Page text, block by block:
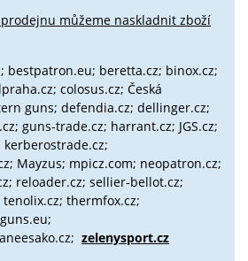
můžeme naskladnit zboží
bestpatron.eu; beretta.cz; binox.cz;
colosus.cz; Česká
guns; defendia.cz; dellinger.cz;
guns-trade.cz; harrant.cz; JGS.cz;
kerberostrade.cz;
Mayzus; mpicz.com; neopatron.cz;
reloader.cz; sellier-bellot.cz;
tenolix.cz; thermfox.cz;
zelenysport.cz